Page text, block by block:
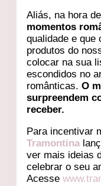
Aliás, na hora
momentos
qualidade e que
produtos do
colocar na sua
escondidos no
românticas.O
surpreendem
receber.
Para incentivar
Tramontina
ver mais ideias
celebrar o seu
Acesse